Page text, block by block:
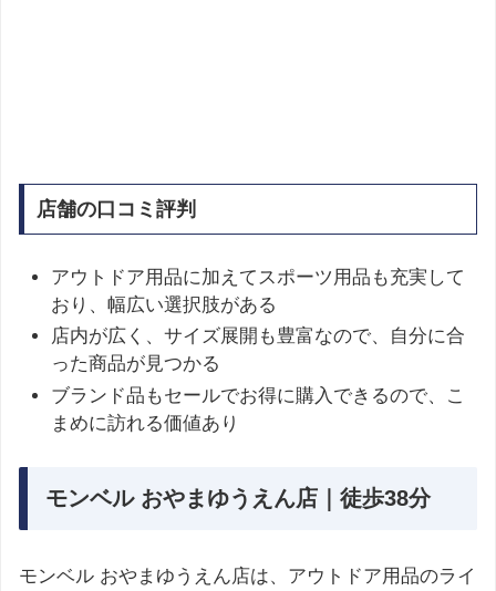
店舗の口コミ評判
アウトドア用品に加えてスポーツ用品も充実して
おり、幅広い選択肢がある
店内が広く、サイズ展開も豊富なので、自分に合
った商品が見つかる
ブランド品もセールでお得に購入できるので、こ
まめに訪れる価値あり
モンベル おやまゆうえん店｜徒歩38分
モンベル おやまゆうえん店は、アウトドア用品のライ